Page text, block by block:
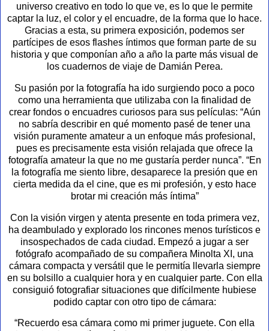
universo creativo en todo lo que ve, es lo que le permite
captar la luz, el color y el encuadre, de la forma que lo hace.
Gracias a esta, su primera exposición, podemos ser
partícipes de esos flashes íntimos que forman parte de su
historia y que componían año a año la parte más visual de
los cuadernos de viaje de Damián Perea.
Su pasión por la fotografía ha ido surgiendo poco a poco
como una herramienta que utilizaba con la finalidad de
crear fondos o encuadres curiosos para sus películas: “Aún
no sabría describir en qué momento pasé de tener una
visión puramente amateur a un enfoque más profesional,
pues es precisamente esta visión relajada que ofrece la
fotografía amateur la que no me gustaría perder nunca”. “En
la fotografía me siento libre, desaparece la presión que en
cierta medida da el cine, que es mi profesión, y esto hace
brotar mi creación más íntima”
Con la visión virgen y atenta presente en toda primera vez,
ha deambulado y explorado los rincones menos turísticos e
insospechados de cada ciudad. Empezó a jugar a ser
fotógrafo acompañado de su compañera Minolta XI, una
cámara compacta y versátil que le permitía llevarla siempre
en su bolsillo a cualquier hora y en cualquier parte. Con ella
consiguió fotografiar situaciones que difícilmente hubiese
podido captar con otro tipo de cámara:
“Recuerdo esa cámara como mi primer juguete. Con ella